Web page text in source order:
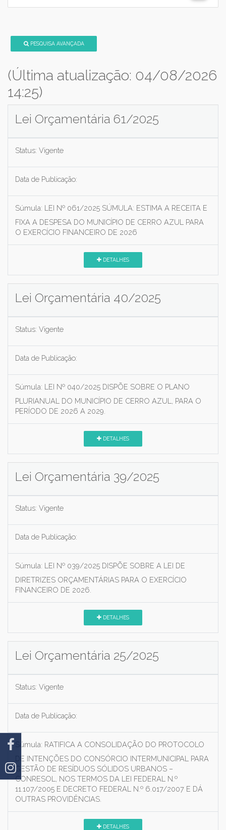
PESQUISA AVANÇADA
(Última atualização: 04/08/2026
14:25)
Lei Orçamentária 61/2025
Status: Vigente
Data de Publicação:
Súmula: LEI Nº 061/2025 SÚMULA: ESTIMA A RECEITA E
FIXA A DESPESA DO MUNICÍPIO DE CERRO AZUL PARA
O EXERCÍCIO FINANCEIRO DE 2026
DETALHES
Lei Orçamentária 40/2025
Status: Vigente
Data de Publicação:
Súmula: LEI Nº 040/2025 DISPÕE SOBRE O PLANO
PLURIANUAL DO MUNICÍPIO DE CERRO AZUL, PARA O
PERÍODO DE 2026 A 2029.
DETALHES
Lei Orçamentária 39/2025
Status: Vigente
Data de Publicação:
Súmula: LEI Nº 039/2025 DISPÕE SOBRE A LEI DE
DIRETRIZES ORÇAMENTÁRIAS PARA O EXERCÍCIO
FINANCEIRO DE 2026.
DETALHES
Lei Orçamentária 25/2025
Status: Vigente
Data de Publicação:
Súmula: RATIFICA A CONSOLIDAÇÃO DO PROTOCOLO
DE INTENÇÕES DO CONSÓRCIO INTERMUNICIPAL PARA
GESTÃO DE RESÍDUOS SÓLIDOS URBANOS –
CONRESOL, NOS TERMOS DA LEI FEDERAL N.º
11.107/2005 E DECRETO FEDERAL N.º 6.017/2007 E DÁ
OUTRAS PROVIDÊNCIAS.
DETALHES